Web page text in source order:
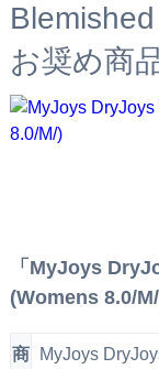
お奨め商
「MyJoys
(Womens 8.0/
商
MyJoys